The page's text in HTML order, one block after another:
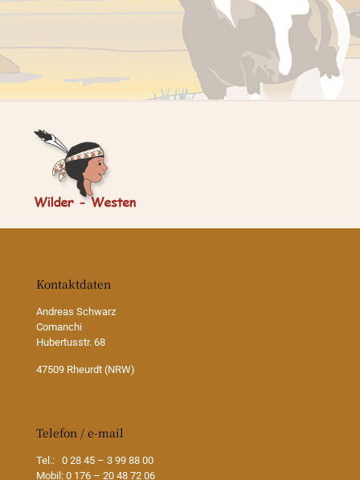
Kontaktdaten
Andreas Schwarz
Comanchi
Hubertusstr. 68
47509 Rheurdt (NRW)
Telefon / e-mail
Tel.: 0 28 45 – 3 99 88 00
Mobil: 0 176 – 20 48 72 06